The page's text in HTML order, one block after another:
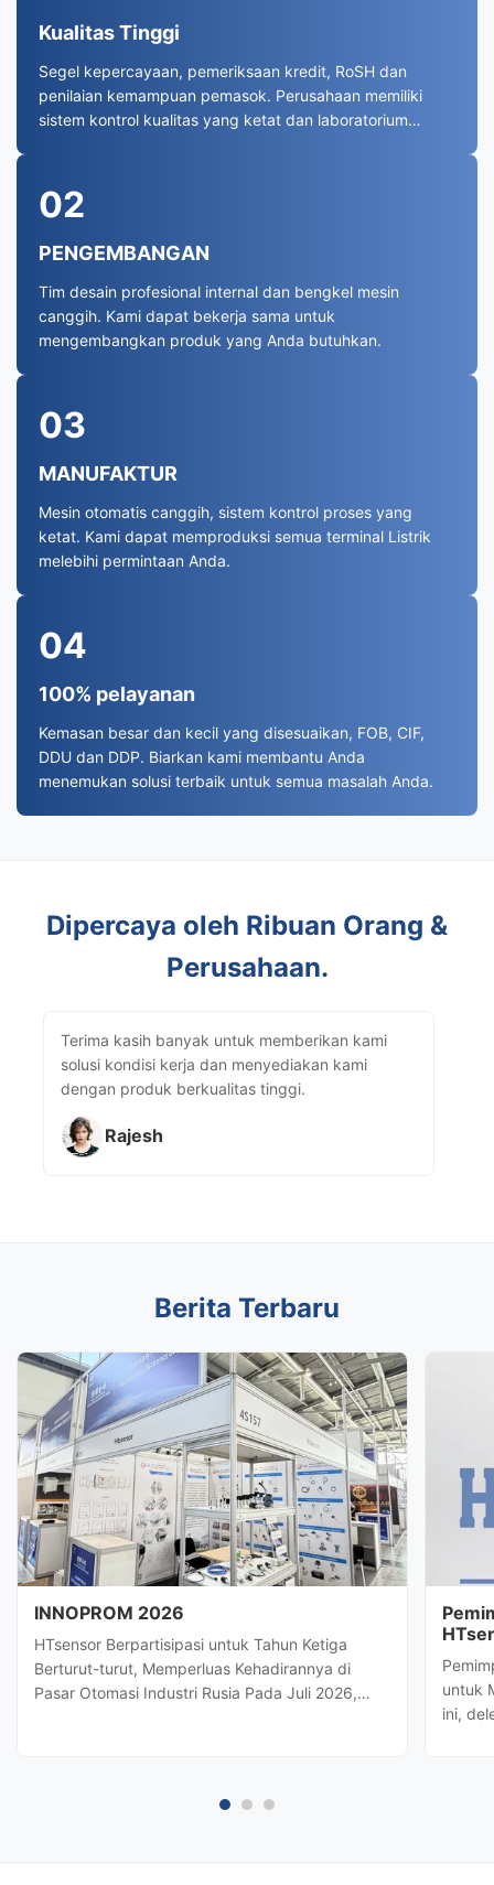
Kualitas Tinggi
Segel kepercayaan, pemeriksaan kredit, RoSH dan
penilaian kemampuan pemasok. Perusahaan memiliki
sistem kontrol kualitas yang ketat dan laboratorium
02
PENGEMBANGAN
Tim desain profesional internal dan bengkel mesin
canggih. Kami dapat bekerja sama untuk
mengembangkan produk yang Anda butuhkan.
03
MANUFAKTUR
Mesin otomatis canggih, sistem kontrol proses yang
ketat. Kami dapat memproduksi semua terminal Listrik
melebihi permintaan Anda.
04
100% pelayanan
Kemasan besar dan kecil yang disesuaikan, FOB, CIF,
DDU dan DDP. Biarkan kami membantu Anda
menemukan solusi terbaik untuk semua masalah Anda.
Dipercaya oleh Ribuan Orang &
Perusahaan.
Terima kasih banyak untuk memberikan kami
solusi kondisi kerja dan menyediakan kami
dengan produk berkualitas tinggi.
Rajesh
Berita Terbaru
INNOPROM 2026
HTsensor Berpartisipasi untuk Tahun Ketiga
Berturut-turut, Memperluas Kehadirannya di
Pasar Otomasi Industri Rusia Pada Juli 2026,
untuk
ini,